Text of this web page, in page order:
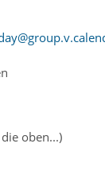
oben...)